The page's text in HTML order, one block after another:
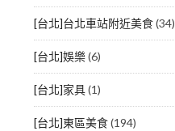
[台北]台北車站附近美食(34)
[台北]娛樂(6)
[台北]家具(1)
[台北]東區美食(194)